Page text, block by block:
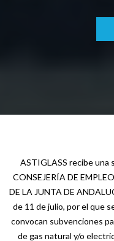
ASTIGLASS recibe una
CONSEJERÍA DE
DE LA JUNTA DE
de 11 de julio, por el que
convocan subvenciones
de gas natural y/o